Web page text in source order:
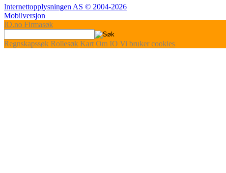
Internettopplysningen AS © 2004-2026
Mobilversjon
IO.no Firmasøk
Regnskapssøk Rollesøk Kart Om IO Vi bruker cookies